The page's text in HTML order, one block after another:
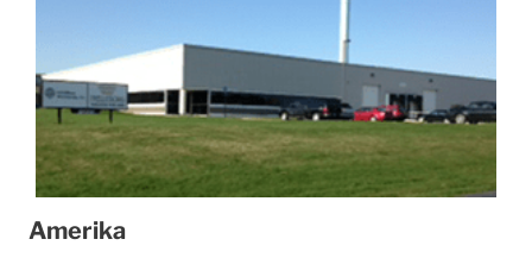
Amerika